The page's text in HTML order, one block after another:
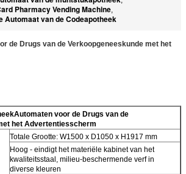
Pharmacy Vending Machine,
Automaat van de Codeapotheek
de Drugs van de Verkoopgeneeskunde met het
voor de Drugs van de
het Advertentiesscherm
Totale Grootte: W1500 x D1050 x H1917 mm
Hoog - eindigt het materiële kabinet van het
kwaliteitsstaal, milieu-beschermende verf in
diverse kleuren